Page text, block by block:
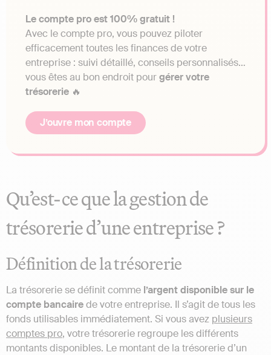
Le compte pro est 100% gratuit !
Avec le compte pro, vous pouvez piloter
efficacement toutes les finances de votre
entreprise : suivi détaillé, conseils personnalisés…
vous êtes au bon endroit pourgérer votre
trésorerie 🔥
J’ouvre mon compte
Qu’est-ce que la gestion de
trésorerie d’une entreprise ?
Définition de la trésorerie
La trésorerie se définit comme l’argent disponible sur le
compte bancairede votre entreprise. Il s’agit de tous les
fonds utilisables immédiatement. Si vous avez plusieurs
comptes pro, votre trésorerie regroupe les différents
montants disponibles. Le montant de la trésorerie d’un